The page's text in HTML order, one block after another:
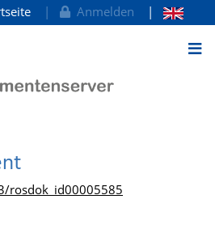
Anmelden
rosdok_id00005585